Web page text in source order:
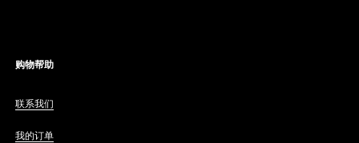
购物帮助
联系我们
我的订单